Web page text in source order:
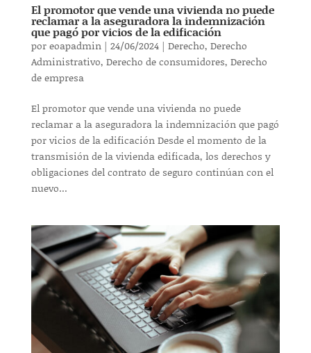
El promotor que vende una vivienda no puede
reclamar a la aseguradora la indemnización
que pagó por vicios de la edificación
poreoapadmin| 24/06/2024| Derecho, Derecho
Administrativo, Derecho de consumidores, Derecho
de empresa
El promotor que vende una vivienda no puede
reclamar a la aseguradora la indemnización que pagó
por vicios de la edificación Desde el momento de la
transmisión de la vivienda edificada, los derechos y
obligaciones del contrato de seguro continúan con el
nuevo...